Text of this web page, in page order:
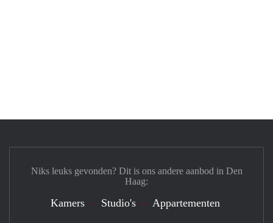
Niks leuks gevonden? Dit is ons andere aanbod in Den
Haag:
Kamers Studio's Appartementen